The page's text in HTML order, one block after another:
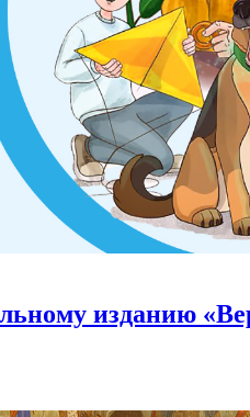
изданию